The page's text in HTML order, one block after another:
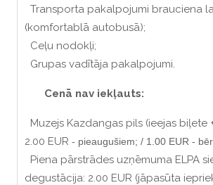
Transporta pakalpojumi brauciena
(komfortablā autobusā);
Ceļu nodokļi;
Grupas vadītāja pakalpojumi.
Cenā nav iekļauts:
Muzejs Kazdangas pils (ieejas biļete
2.00 EUR - pieaugušiem; / 1.00 EUR -
Piena pārstrādes uzņēmuma ELPA
degustācija: 2.00 EUR (jāpasūta